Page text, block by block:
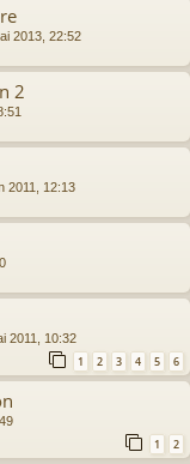
2013, 22:52
2
2011, 12:13
2011, 10:32
1 2 3 4 5 6
1 2